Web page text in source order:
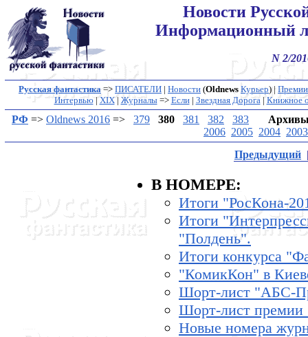
Новости
Информационный
N 2/
Русская фантастика => ПИСАТЕЛИ | Новости (Oldnews Курьер) |
Интервью|XIX| Журналы=> Если| Звездная Дорога|Книжное
РФ => Oldnews 2016 => 379 380 381 382 383
Архивы
2006 2005 2004 2003
Предыдущий
В HОМЕРЕ:
Итоги "РосКона-
Итоги
"Полдень".
Итоги конкурса
"КомикКон" в
Шорт-лист "АБС-
Шорт-лист премии
Новые номера